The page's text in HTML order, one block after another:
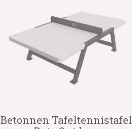
Betonnen Tafeltennistafel